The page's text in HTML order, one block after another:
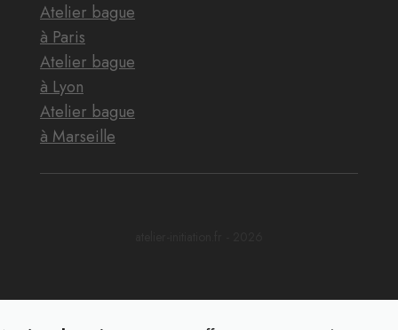
Atelier bague
à Paris
Atelier bague
à Lyon
Atelier bague
à Marseille